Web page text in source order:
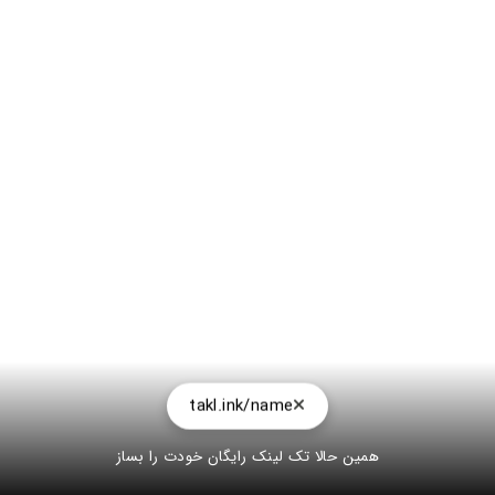
takl.ink/name
همین حالا تک لینک رایگان خودت را بساز